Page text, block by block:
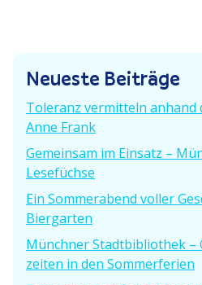
Neueste Beiträge
Toleranz vermitteln anhand
Anne Frank
Gemeinsam im Einsatz –
Lesefüchse
Ein Sommer­abend voller
Biergarten
Münchner Stadt­bi­bliothek –
zeiten in den Sommerferien